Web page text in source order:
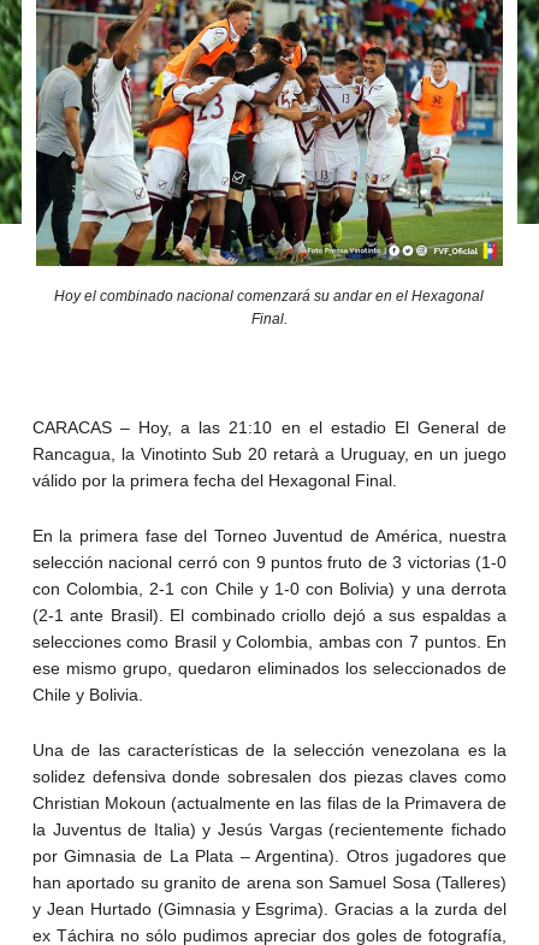
Hoy el combinado nacional comenzará su andar en el Hexagonal
Final.
CARACAS – Hoy, a las 21:10 en el estadio El General de
Rancagua, la Vinotinto Sub 20 retarà a Uruguay, en un juego
válido por la primera fecha del Hexagonal Final.
En la primera fase del Torneo Juventud de América, nuestra
selección nacional cerró con 9 puntos fruto de 3 victorias (1-0
con Colombia, 2-1 con Chile y 1-0 con Bolivia) y una derrota
(2-1 ante Brasil). El combinado criollo dejó a sus espaldas a
selecciones como Brasil y Colombia, ambas con 7 puntos. En
ese mismo grupo, quedaron eliminados los seleccionados de
Chile y Bolivia.
Una de las características de la selección venezolana es la
solidez defensiva donde sobresalen dos piezas claves como
Christian Mokoun (actualmente en las filas de la Primavera de
la Juventus de Italia) y Jesús Vargas (recientemente fichado
por Gimnasia de La Plata – Argentina). Otros jugadores que
han aportado su granito de arena son Samuel Sosa (Talleres)
y Jean Hurtado (Gimnasia y Esgrima). Gracias a la zurda del
ex Táchira no sólo pudimos apreciar dos goles de fotografía,